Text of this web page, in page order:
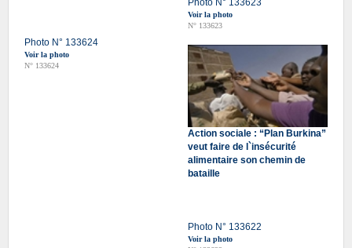
Photo N° 133624
Voir la photo
N° 133624
Voir la photo
N° 133623
Action sociale : “Plan Burkina”
veut faire de l`insécurité
alimentaire son chemin de
bataille
Photo N° 133622
Voir la photo